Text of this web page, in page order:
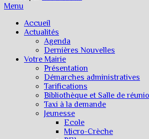
Menu
Accueil
Actualités
Agenda
Dernières Nouvelles
Votre Mairie
Présentation
Démarches administratives
Tarifications
Bibliothèque et Salle de
Taxi à la demande
Jeunesse
Ecole
Micro-Crèche